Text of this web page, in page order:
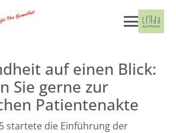
auf einen Blick:
Sie gerne zur
Patientenakte
startete die Einführung der